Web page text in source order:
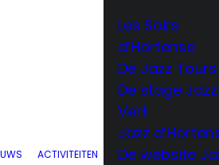
ACTIVITEITEN
Les Soirs
d’Hortense
De Jazz Tours
De stage
Vert
Jazz
De website